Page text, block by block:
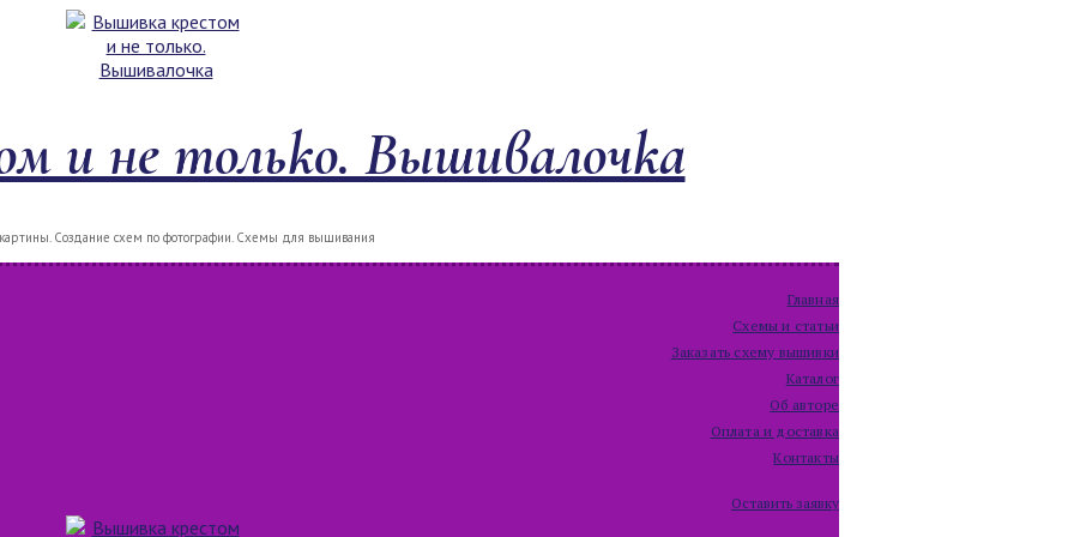
и не только. Вышивалочка
Создание схем по фотографии. Схемы для вышивания
Главная
Схемы и статьи
Заказать схему вышивки
Каталог
Об авторе
Оплата и доставка
Контакты
Оставить заявку